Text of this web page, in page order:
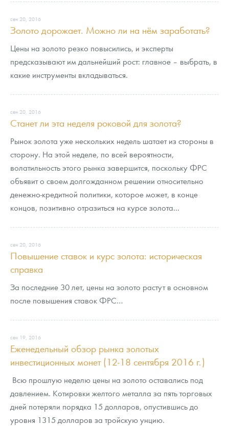
сен 20, 2016
Золото дорожает. Можно ли на нём заработать?
Цены на золото резко повысились, и эксперты
предсказывают им дальнейший рост: главное – выбрать, в
какие инструменты вкладываться.
сен 20, 2016
Станет ли эта неделя роковой для золота?
Рынок золота уже нескольких недель шатает из стороны в
сторону. На этой неделе, по всей вероятности,
волатильность этого рынка завершится, поскольку ФРС
объявит о своем долгожданном решении относительно
денежно-кредитной политики, которое может, в конце
концов, позитивно отразиться на курсе золота...
сен 20, 2016
Повышение ставок и курс золота: историческая
справка
За последние 30 лет, цены на золото растут в основном
после повышения ставок ФРС…
сен 19, 2016
Еженедельный обзор рынка золотых
инвестиционных монет (12-18 сентября 2016 г.)
Всю прошлую неделю цены на золото оставались под
давлением. Котировки желтого металла за пять торговых
дней потеряли порядка 15 долларов, опустившись до
уровня 1315 долларов за тройскую унцию.